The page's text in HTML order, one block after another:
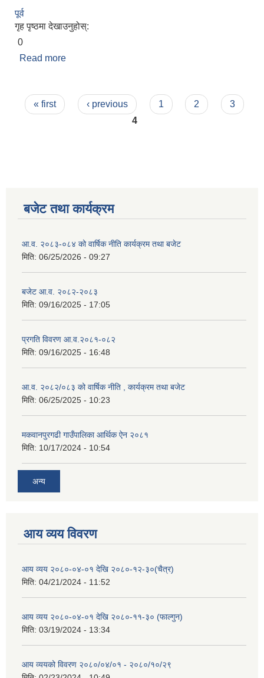
पूर्व
गृह पृष्ठमा देखाउनुहोस्:
0
Read more
Pages
« first ‹ previous 1 2
3
4
बजेट तथा कार्यक्रम
आ.व. २०८३-०८४ को वार्षिक नीति कार्यक्रम तथा बजेट
मिति: 06/25/2026 - 09:27
बजेट आ.व. २०८२-२०८३
मिति: 09/16/2025 - 17:05
प्रगति विवरण आ.व.२०८१-०८२
मिति: 09/16/2025 - 16:48
आ.व. २०८२/०८३ को वार्षिक नीति , कार्यक्रम तथा बजेट
मिति: 06/25/2025 - 10:23
मकवानपुरगढी गाउँपालिका आर्थिक ‌‌‌ऐन २०८१
मिति: 10/17/2024 - 10:54
अन्य
आय व्यय विवरण
आय व्यय २०८०-०४-०१ देखि २०८०-१२-३०(चैत्र)
मिति: 04/21/2024 - 11:52
आय व्यय २०८०-०४-०१ देखि २०८०-११-३० (फाल्गुन)
मिति: 03/19/2024 - 13:34
आय व्ययको विवरण २०८०/०४/०१ - २०८०/१०/२९